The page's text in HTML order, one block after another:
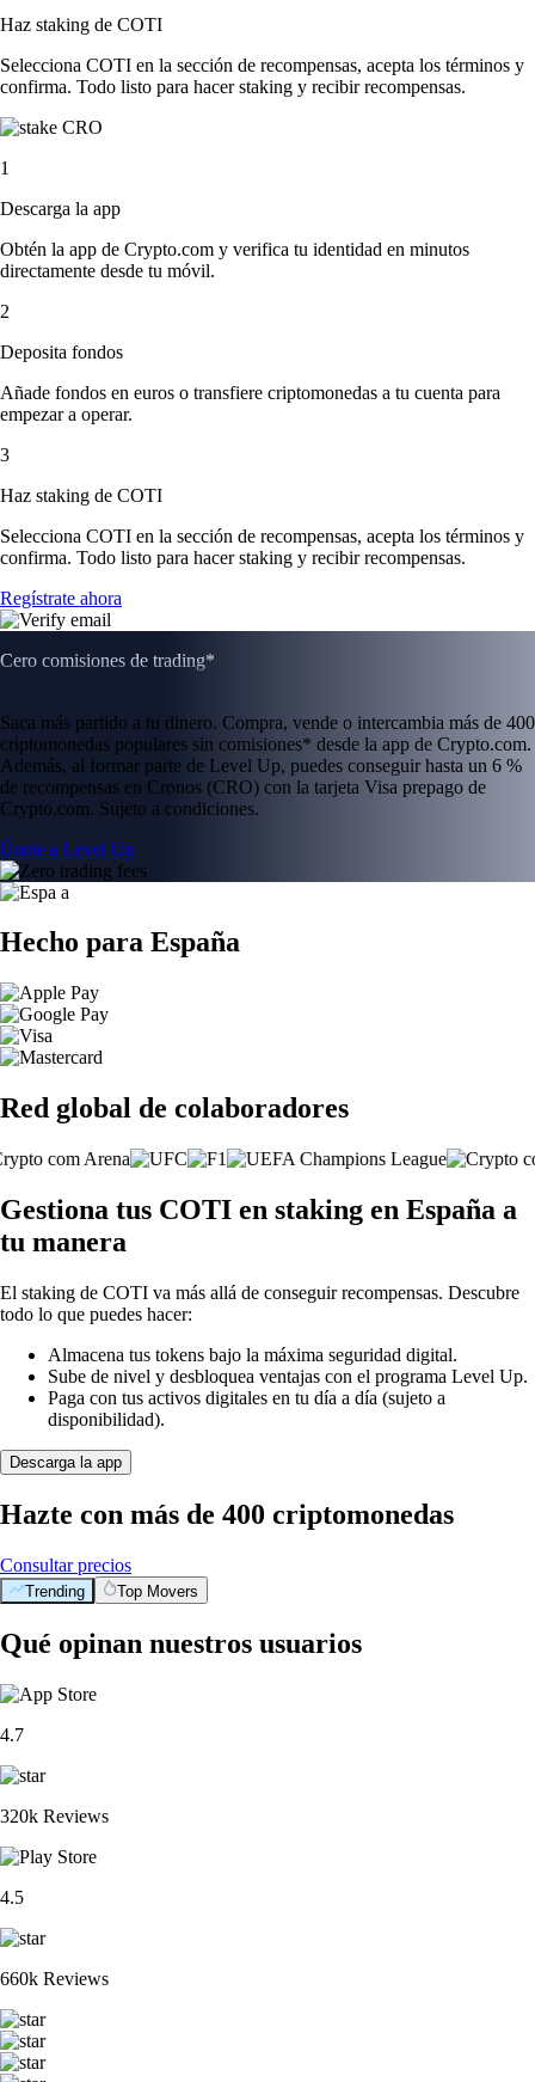
Haz staking de COTI
Selecciona COTI en la sección de recompensas, acepta los términos y
confirma. Todo listo para hacer staking y recibir recompensas.
1
Descarga la app
Obtén la app de Crypto.com y verifica tu identidad en minutos
directamente desde tu móvil.
2
Deposita fondos
Añade fondos en euros o transfiere criptomonedas a tu cuenta para
empezar a operar.
3
Haz staking de COTI
Selecciona COTI en la sección de recompensas, acepta los términos y
confirma. Todo listo para hacer staking y recibir recompensas.
Regístrate ahora
Cero comisiones de trading*
Saca más partido a tu dinero. Compra, vende o intercambia más de 400
criptomonedas populares sin comisiones* desde la app de Crypto.com.
Además, al formar parte de Level Up, puedes conseguir hasta un 6 %
de recompensas en Cronos (CRO) con la tarjeta Visa prepago de
Crypto.com. Sujeto a condiciones.
Únete a Level Up
Hecho para España
Red global de colaboradores
Gestiona tus COTI en staking en España a
tu manera
El staking de COTI va más allá de conseguir recompensas. Descubre
todo lo que puedes hacer:
Almacena tus tokens bajo la máxima seguridad digital.
Sube de nivel y desbloquea ventajas con el programa Level Up.
Paga con tus activos digitales en tu día a día (sujeto a
disponibilidad).
Descarga la app
Hazte con más de 400 criptomonedas
Consultar precios
Trending Top Movers
Qué opinan nuestros usuarios
4.7
320k Reviews
4.5
660k Reviews